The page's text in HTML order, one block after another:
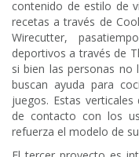
contenido de estilo de
recetas a través de
Wirecutter,
deportivos a través de
si bien las personas
buscan ayuda para
juegos. Estas
de contacto con los
refuerza el modelo de